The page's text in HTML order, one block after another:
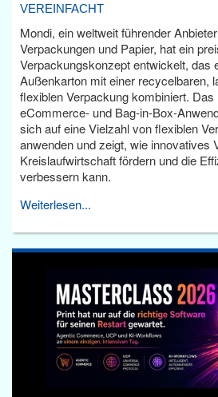
VEREINFACHT
Mondi, ein weltweit führender
Verpackungen und Papier, hat ein
Verpackungskonzept entwickelt, das
Außenkarton mit einer recycelbaren,
flexiblen Verpackung kombiniert.
eCommerce- und Bag-in-Box-
sich auf eine Vielzahl von flexiblen
anwenden und zeigt, wie innovatives
Kreislaufwirtschaft fördern und die
verbessern kann.
Weiterlesen...